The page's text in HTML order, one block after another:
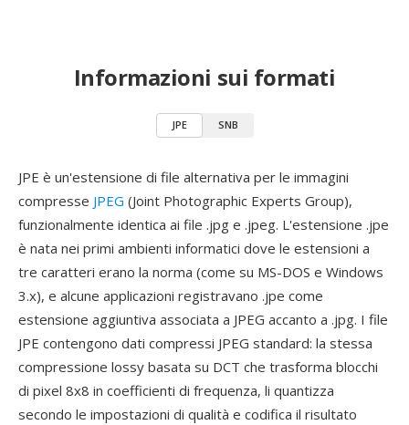
Informazioni sui formati
JPE SNB
JPE è un'estensione di file alternativa per le immagini
compresse JPEG (Joint Photographic Experts Group),
funzionalmente identica ai file .jpg e .jpeg. L'estensione .jpe
è nata nei primi ambienti informatici dove le estensioni a
tre caratteri erano la norma (come su MS-DOS e Windows
3.x), e alcune applicazioni registravano .jpe come
estensione aggiuntiva associata a JPEG accanto a .jpg. I file
JPE contengono dati compressi JPEG standard: la stessa
compressione lossy basata su DCT che trasforma blocchi
di pixel 8x8 in coefficienti di frequenza, li quantizza
secondo le impostazioni di qualità e codifica il risultato